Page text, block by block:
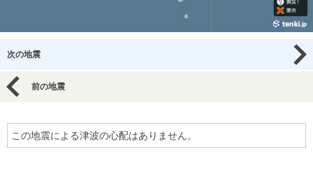
次の地震
前の地震
この地震による津波の心配はありません。